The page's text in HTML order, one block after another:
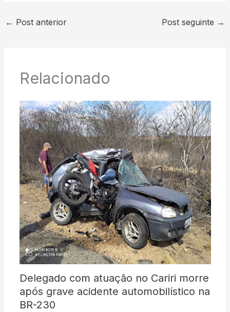
← Post anterior Post seguinte →
Relacionado
Delegado com atuação no Cariri morre
após grave acidente automobilístico na
BR-230